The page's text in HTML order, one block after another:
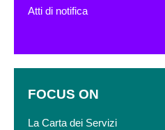
Atti di notifica
FOCUS ON
La Carta dei Servizi